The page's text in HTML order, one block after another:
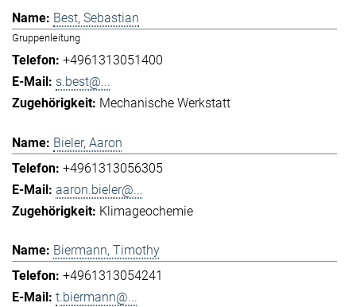
Best, Sebastian
Gruppenleitung
+4961313051400
s.best@...
Mechanische Werkstatt
Bieler, Aaron
+4961313056305
aaron.bieler@...
Klimageochemie
Biermann, Timothy
+4961313054241
t.biermann@...